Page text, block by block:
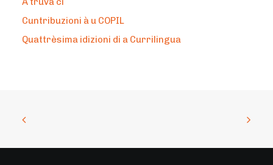
Cuntribuzioni à u COPIL
Quattrèsima idizioni di a Currilingua